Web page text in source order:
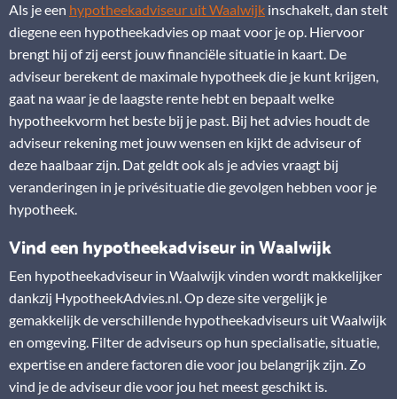
Als je een hypotheekadviseur uit Waalwijk inschakelt, dan stelt
diegene een hypotheekadvies op maat voor je op. Hiervoor
brengt hij of zij eerst jouw financiële situatie in kaart. De
adviseur berekent de maximale hypotheek die je kunt krijgen,
gaat na waar je de laagste rente hebt en bepaalt welke
hypotheekvorm het beste bij je past. Bij het advies houdt de
adviseur rekening met jouw wensen en kijkt de adviseur of
deze haalbaar zijn. Dat geldt ook als je advies vraagt bij
veranderingen in je privésituatie die gevolgen hebben voor je
hypotheek.
Vind een hypotheekadviseur in Waalwijk
Een hypotheekadviseur in Waalwijk vinden wordt makkelijker
dankzij HypotheekAdvies.nl. Op deze site vergelijk je
gemakkelijk de verschillende hypotheekadviseurs uit Waalwijk
en omgeving. Filter de adviseurs op hun specialisatie, situatie,
expertise en andere factoren die voor jou belangrijk zijn. Zo
vind je de adviseur die voor jou het meest geschikt is.